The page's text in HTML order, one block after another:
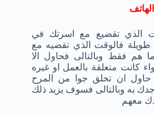
الذي تقضيع مع اسرتك في
طويلة فالوقت الذي تقضيه مع
هم فقط وبالتالى فحاول الا
كانت متعلقة بالعمل او غيره
حاول ان تخلق جوا من المرح
به وبالتالى فسوف يزيد ذلك
معهم